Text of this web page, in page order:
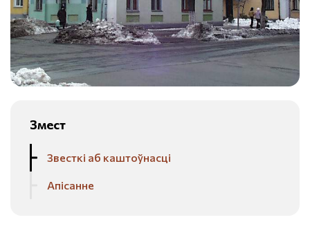
Змест
Звесткі аб каштоўнасці
Апісанне